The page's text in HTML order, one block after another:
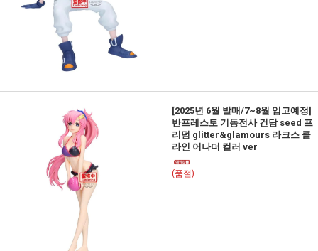
[2025년 6월 발매/7~8월 입고예정]
반프레스토 기동전사 건담 seed 프
리덤 glitter&glamours 라크스 클
라인 어나더 컬러 ver
(품절)